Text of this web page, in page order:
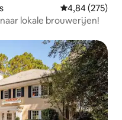
Gemiddelde
4,84 (275)
lokale brouwerijen!